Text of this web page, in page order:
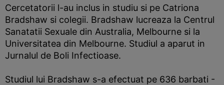
Cercetatorii l-au inclus in studiu si pe Catriona
Bradshaw si colegii. Bradshaw lucreaza la Centrul
Sanatatii Sexuale din Australia, Melbourne si la
Universitatea din Melbourne. Studiul a aparut in
Jurnalul de Boli Infectioase.
Studiul lui Bradshaw s-a efectuat pe 636 barbati -